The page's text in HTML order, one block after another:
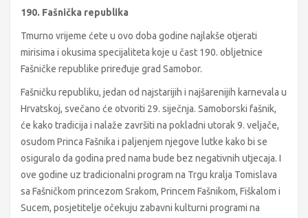
190. Fašnička republika
Tmurno vrijeme ćete u ovo doba godine najlakše otjerati
mirisima i okusima specijaliteta koje u čast 190. obljetnice
Fašničke republike priređuje grad Samobor.
Fašničku republiku, jedan od najstarijih i najšarenijih karnevala u
Hrvatskoj, svečano će otvoriti 29. siječnja. Samoborski fašnik,
će kako tradicija i nalaže završiti na pokladni utorak 9. veljače,
osudom Princa Fašnika i paljenjem njegove lutke kako bi se
osiguralo da godina pred nama bude bez negativnih utjecaja. I
ove godine uz tradicionalni program na Trgu kralja Tomislava
sa Fašničkom princezom Srakom, Princem Fašnikom, Fiškalom i
Sucem, posjetitelje očekuju zabavni kulturni programi na